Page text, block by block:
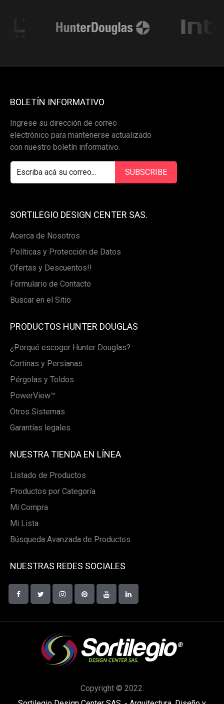
BOLETÍN INFORMATIVO
Ingrese su dirección de correo
electrónico para mantenerse actualizado
con nuestro boletín informativo.
SORTILEGIO DESIGN CENTER SAS.
Acerca de Nosotros
Políticas y Protección de Datos
Ofertas y Descuentos!!
Formulario de Contacto
Buscar en el Sitio
PRODUCTOS HUNTER DOUGLAS
¿Porqué escoger Hunter Douglas?
Cortinas y Persianas
Pérgolas y Toldos
PowerView™
Otros Sistemas
Garantías legales
NUESTRA TIENDA EN LÍNEA
Listado de Productos
Productos por Categoría
Mi Compra
Mi Lista
Búsqueda Avanzada de Productos
NUESTRAS REDES SOCIALES
Copyright © 2022.